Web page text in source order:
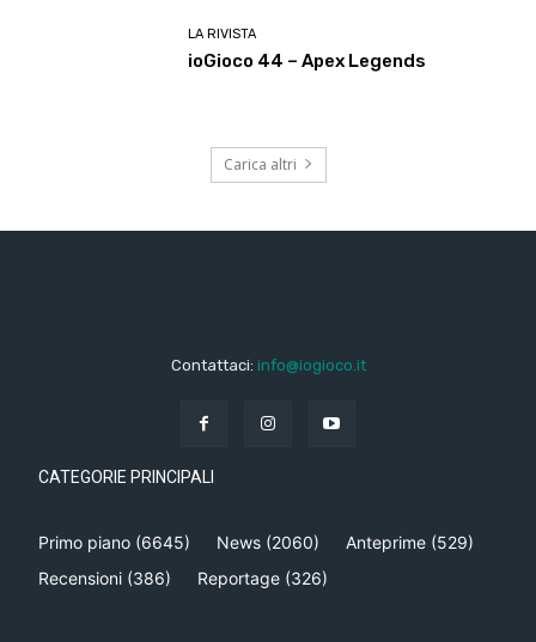
LA RIVISTA
ioGioco 44 – Apex Legends
Carica altri
Contattaci: info@iogioco.it
CATEGORIE PRINCIPALI
Primo piano (6645) News (2060) Anteprime (529)
Recensioni (386) Reportage (326)